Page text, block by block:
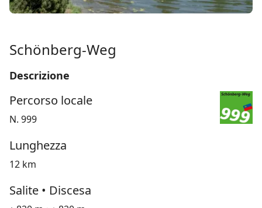
Schönberg-Weg
Descrizione
Percorso locale
N. 999
Lunghezza
12 km
Salite • Discesa